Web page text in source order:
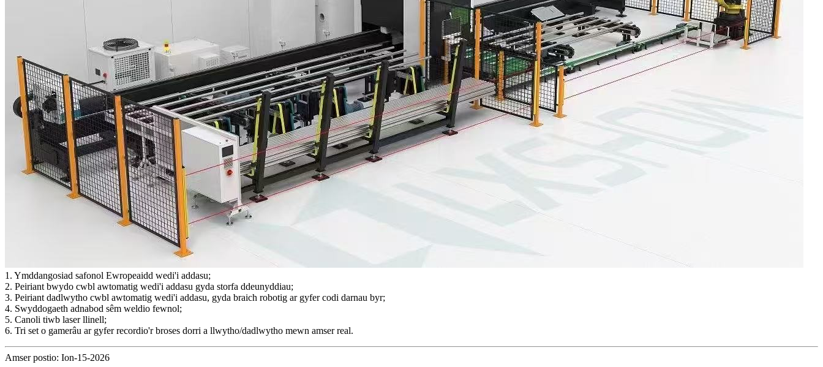
1. Ymddangosiad safonol Ewropeaidd wedi'i addasu;
2. Peiriant bwydo cwbl awtomatig wedi'i addasu gyda storfa ddeunyddiau;
3. Peiriant dadlwytho cwbl awtomatig wedi'i addasu, gyda braich robotig ar gyfer codi darnau byr;
4. Swyddogaeth adnabod sêm weldio fewnol;
5. Canoli tiwb laser llinell;
6. Tri set o gamerâu ar gyfer recordio'r broses dorri a llwytho/dadlwytho mewn amser real.
Amser postio: Ion-15-2026